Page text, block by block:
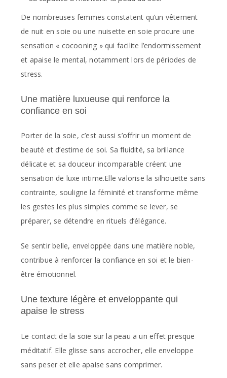
De nombreuses femmes constatent qu’un vêtement
de nuit en soie ou une nuisette en soie procure une
sensation « cocooning » qui facilite l’endormissement
et apaise le mental, notamment lors de périodes de
stress.
Une matière luxueuse qui renforce la
confiance en soi
Porter de la soie, c’est aussi s’offrir un moment de
beauté et d’estime de soi. Sa fluidité, sa brillance
délicate et sa douceur incomparable créent une
sensation de luxe intime.Elle valorise la silhouette sans
contrainte, souligne la féminité et transforme même
les gestes les plus simples comme se lever, se
préparer, se détendre en rituels d’élégance.
Se sentir belle, enveloppée dans une matière noble,
contribue à renforcer la confiance en soi et le bien-
être émotionnel.
Une texture légère et enveloppante qui
apaise le stress
Le contact de la soie sur la peau a un effet presque
méditatif. Elle glisse sans accrocher, elle enveloppe
sans peser et elle apaise sans comprimer.